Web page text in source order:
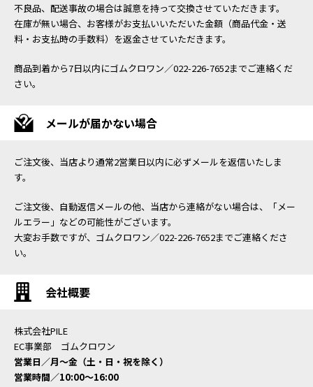
不良品、配送事故の場合は誠意を持って交換させていただきます。
在庫が無い場合、お客様がお支払いいただいた金額（商品代金・送
料・お支払時の手数料）を返金させていただきます。
商品到着から7日以内にゴムクロワン／022-226-7652までご連絡くだ
さい。
メールが届かない場合
ご注文後、当店より通常2営業日以内に必ずメールを返信いたしま
す。
ご注文後、自動返信メールの他、当店から連絡がない場合は、「メー
ルエラー」などの可能性がございます。
大変お手数ですが、ゴムクロワン／022-226-7652までご連絡くださ
い。
会社概要
株式会社PILE
EC事業部 ゴムクロワン
営業日／月〜金（土・日・祝を除く）
営業時間／10:00〜16:00